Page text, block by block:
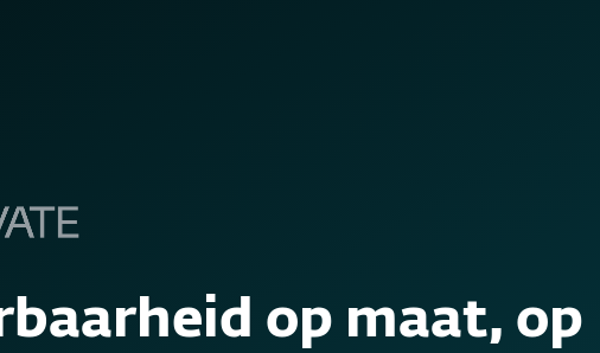
op maat, op